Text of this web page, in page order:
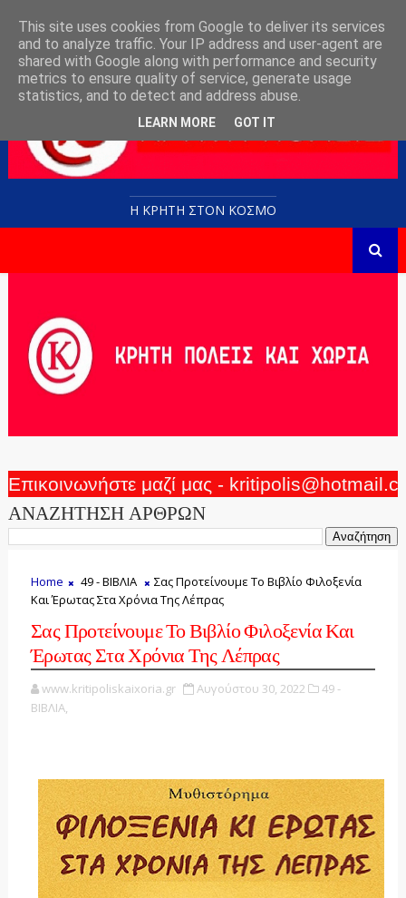
Η ΚΡΗΤΗ ΣΤΟN KOΣΜΟ
Επικοινωνήστε μαζί μας -
ΑΝΑΖΗΤΗΣΗ ΑΡΘΡΩΝ
Home 49 - ΒΙΒΛΙΑ
Σας Προτείνουμε Το Βιβλίο Φιλοξενία
Και Έρωτας Στα Χρόνια Της Λέπρας
Σας Προτείνουμε Το Βιβλίο Φιλοξενία Και
Έρωτας Στα Χρόνια Της Λέπρας
www.kritipoliskaixoria.gr Αυγούστου 30, 2022
49 -
ΒΙΒΛΙΑ,
This site uses cookies from Google to deliver its services
and to analyze traffic. Your IP address and user-agent are
shared with Google along with performance and security
metrics to ensure quality of service, generate usage
statistics, and to detect and address abuse.
LEARN MORE GOT IT